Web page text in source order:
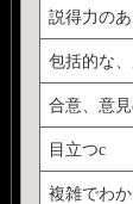
説得力の
包括的な
合意、意
目立つc
複雑でわ